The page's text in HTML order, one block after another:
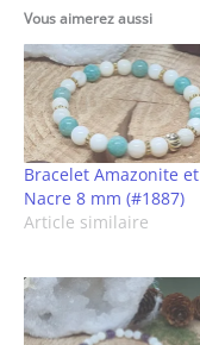
Vous aimerez aussi
Bracelet Amazonite et
Nacre 8 mm (#1887)
Article similaire